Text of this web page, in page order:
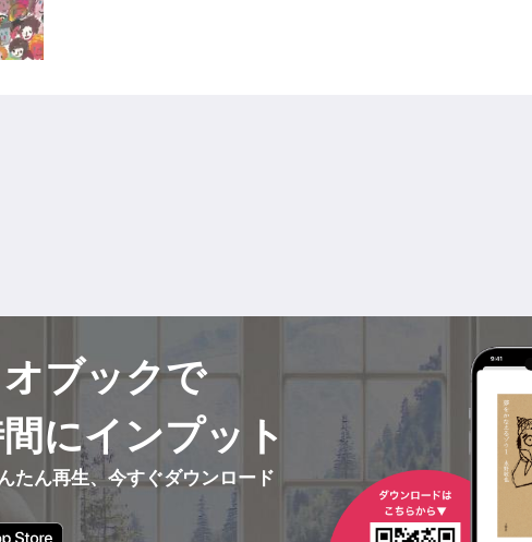
ブックで
にインプット
たん再生、今すぐダウンロード